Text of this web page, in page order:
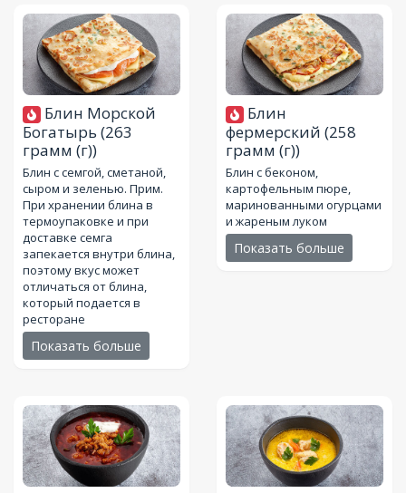
Блин Морской
Богатырь (263
грамм (г))
Блин с семгой, сметаной,
сыром и зеленью. Прим.
При хранении блина в
термоупаковке и при
доставке семга
запекается внутри блина,
поэтому вкус может
отличаться от блина,
который подается в
ресторане
Показать больше
Блин
фермерский (258
грамм (г))
Блин с беконом,
картофельным пюре,
маринованными огурцами
и жареным луком
Показать больше